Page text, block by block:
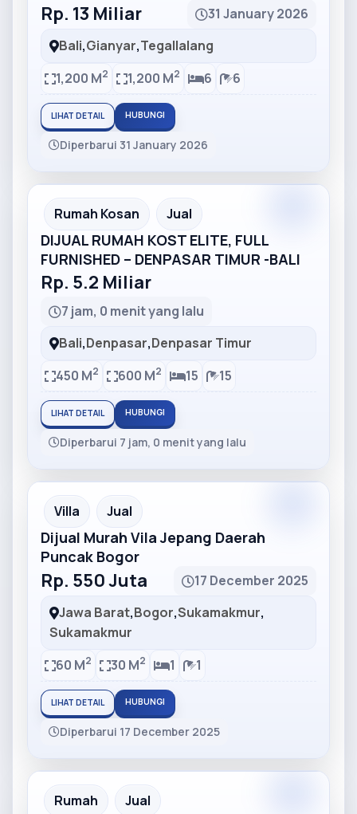
Rp. 13 Miliar
31 January 2026
Bali,Gianyar,Tegallalang
1,200 M2 1,200 M2 6 6
LIHAT DETAIL HUBUNGI
Diperbarui 31 January 2026
Partner Ad
Rumah Kosan Jual
DIJUAL RUMAH KOST ELITE, FULL
FURNISHED – DENPASAR TIMUR -BALI
Rp. 5.2 Miliar
7 jam, 0 menit yang lalu
Bali,Denpasar,Denpasar Timur
450 M2 600 M2 15 15
LIHAT DETAIL HUBUNGI
Diperbarui 7 jam, 0 menit yang lalu
Partner Ad
Villa Jual
Dijual Murah Vila Jepang Daerah
Puncak Bogor
Rp. 550 Juta
17 December 2025
Jawa Barat,Bogor,Sukamakmur,
Sukamakmur
60 M2 30 M2 1 1
LIHAT DETAIL HUBUNGI
Diperbarui 17 December 2025
Partner Ad
Rumah Jual